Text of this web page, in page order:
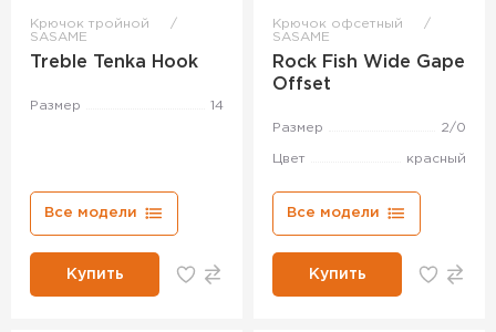
Крючок тройной
SASAME
Treble Tenka Hook
Размер 14
Все модели
Купить
Крючок офсетный
SASAME
Rock Fish Wide Gape
Offset
Размер 2/0
Цвет красный
Все модели
Купить